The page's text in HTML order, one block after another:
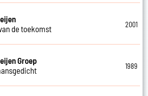
de toekomst
2001
Groep
1989